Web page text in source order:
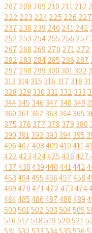
207 208 209 210 211212
222 223 224225 226 227
237 238 239 240 241242
252 253 254255 256 257
267 268 269 270 271272
282 283 284285 286 287
297 298 299 300 301302
313 314315 316 317 318
328 329 330 331332 333
344345 346 347 348 349
360 361362 363 364365
375 376 377 378 379 380
390 391392 393 394395
406407408409410411
422423424425426427
437438439440441442
453454455456457458
469470471472473474
484485486487488489
500501502503504505
516517518519520521